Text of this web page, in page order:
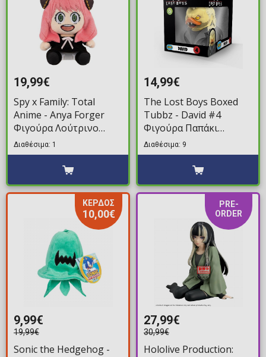
19,99€
Spy x Family: Total
Anime - Anya Forger
Φιγούρα Λούτρινο
(20cm)
Διαθέσιμα: 1
14,99€
The Lost Boys Boxed
Tubbz - David #4
Φιγούρα Παπάκι
Μπάνιου (10cm)
Διαθέσιμα: 9
ΚΕΡΔΟΣ
10,00€
9,99€
19,99€
Sonic the Hedgehog -
PRE-
ORDER
27,99€
30,99€
Hololive Production: